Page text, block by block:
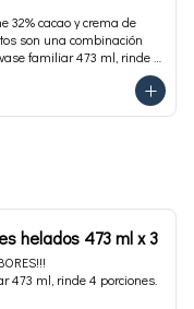
32% cacao y crema de
son una combinación
familiar 473 ml, rinde 4
helados 473 ml x 3
473 ml, rinde 4 porciones.